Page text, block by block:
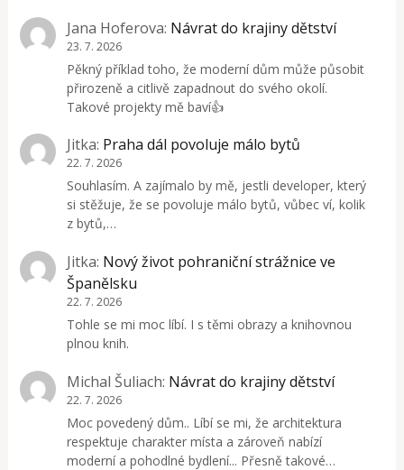
Jana Hoferova: Návrat do krajiny dětství
23. 7. 2026
Pěkný příklad toho, že moderní dům může působit
přirozeně a citlivě zapadnout do svého okolí.
Takové projekty mě baví👍
Jitka: Praha dál povoluje málo bytů
22. 7. 2026
Souhlasím. A zajímalo by mě, jestli developer, který
si stěžuje, že se povoluje málo bytů, vůbec ví, kolik
z bytů,…
Jitka: Nový život pohraniční strážnice ve
Španělsku
22. 7. 2026
Tohle se mi moc líbí. I s těmi obrazy a knihovnou
plnou knih.
Michal Šuliach: Návrat do krajiny dětství
22. 7. 2026
Moc povedený dům.. Líbí se mi, že architektura
respektuje charakter místa a zároveň nabízí
moderní a pohodlné bydlení... Přesně takové…